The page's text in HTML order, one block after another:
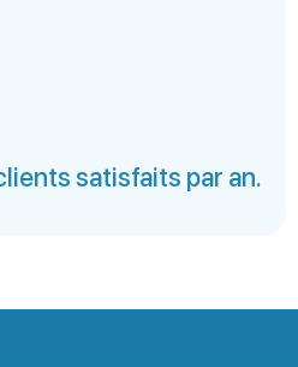
satisfaits par an.